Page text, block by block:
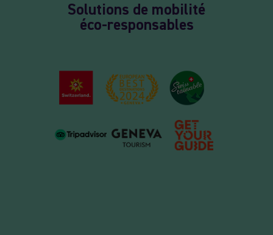
Solutions de mobilité
éco-responsables